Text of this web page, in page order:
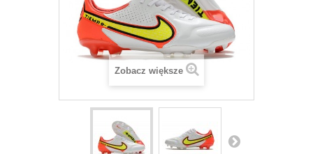
Zobacz większe